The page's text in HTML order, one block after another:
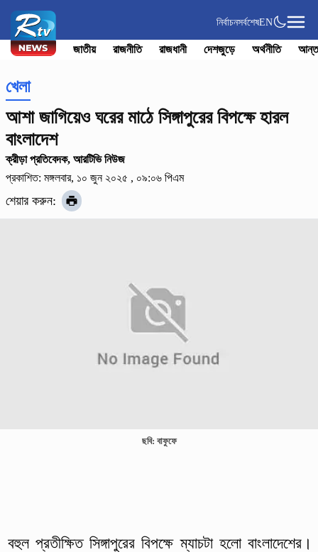
নির্বাচনসর্বশেষEN
জাতীয় রাজনীতি রাজধানী দেশজুড়ে অর্থনীতি
খেলা
আশা জাগিয়েও ঘরের মাঠে সিঙ্গাপুরের বিপক্ষে হারল
বাংলাদেশ
ক্রীড়া প্রতিবেদক, আরটিভি নিউজ
প্রকাশিত: মঙ্গলবার, ১০ জুন ২০২৫ , ০৯:০৬ পিএম
শেয়ার করুন:
ছবি: বাফুফে
বহুল প্রতীক্ষিত সিঙ্গাপুরের বিপক্ষে ম্যাচটা হলো বাংলাদেশের।